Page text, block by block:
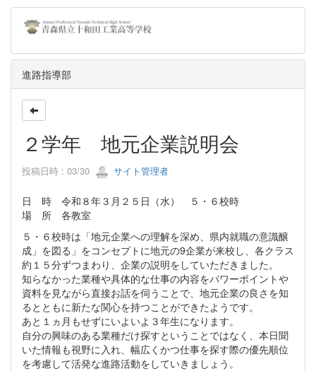
進路指導部
２学年 地元企業説明会
投稿日時 : 03/30 サイト管理者
日 時 令和８年３月２５日（水） ５・６校時
場 所 各教室
５・６校時は「地元企業への理解を深め、県内就職の意識醸
成」を図る」をコンセプトに地元の9企業が来校し、各クラス
約１５分ずつまわり、企業の説明をしていただきました。
知らなかった業種や具体的な仕事の内容をパワーポイントや
資料を見ながら直接お話を伺うことで、地元企業の良さを知
るとともに新たな関心を持つことができたようです。
あと１ヵ月もせずにいよいよ３年生になります。
自分の興味のある業種だけ探すということではなく、本日聞
いた情報も視野に入れ、幅広くかつ仕事を探す際の優先順位
を考慮して活発な進路活動をしていきましょう。